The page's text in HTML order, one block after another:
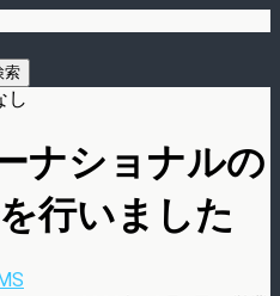
し
ナショナルの
行いました